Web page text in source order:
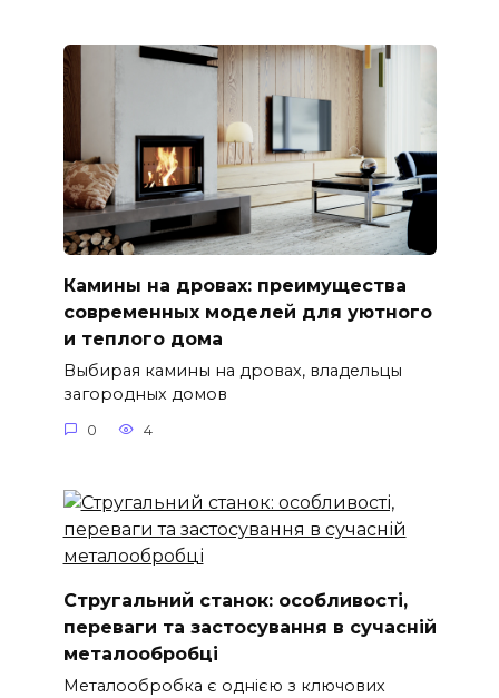
Камины на дровах: преимущества
современных моделей для уютного
и теплого дома
Выбирая камины на дровах, владельцы
загородных домов
0 4
Стругальний станок: особливості,
переваги та застосування в сучасній
металообробці
Металообробка є однією з ключових